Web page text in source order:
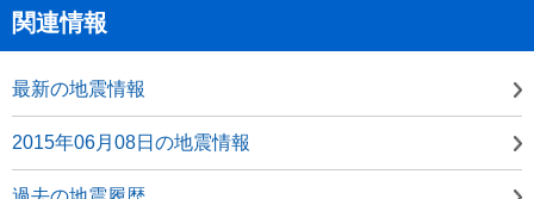
関連情報
最新の地震情報
2015年06月08日の地震情報